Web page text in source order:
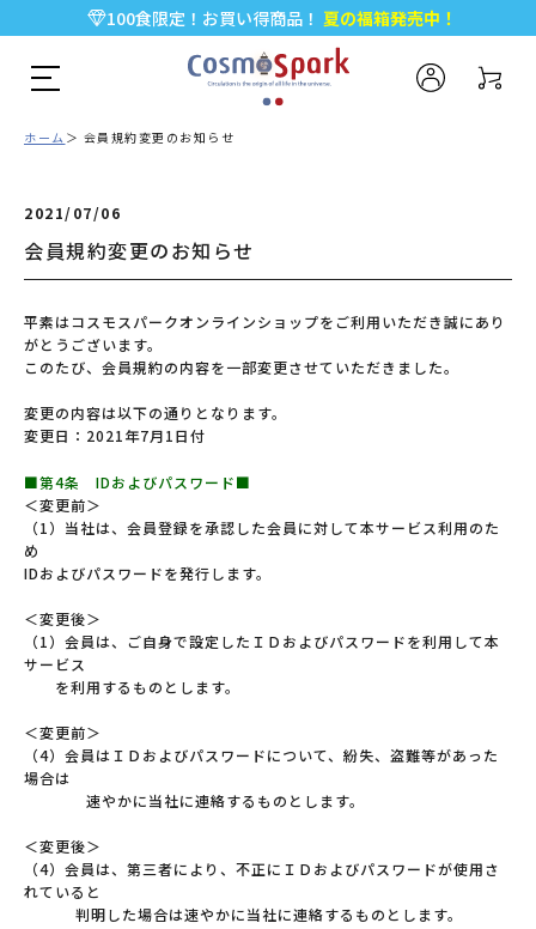
100食限定！お買い得商品！ 夏の福箱発売中！
5,000円以上のお買い物で全国一律送料無料♪
新規会員登録で今すぐ使える500ポイント プレゼント！
ホーム 会員規約変更のお知らせ
2021/07/06
会員規約変更のお知らせ
平素はコスモスパークオンラインショップをご利用いただき誠にあり
がとうございます。
このたび、会員規約の内容を一部変更させていただきました。
変更の内容は以下の通りとなります。
変更日：2021年7月1日付
■第4条 IDおよびパスワード■
＜変更前＞
（1）当社は、会員登録を承認した会員に対して本サービス利用のた
め
IDおよびパスワードを発行します。
＜変更後＞
（1）会員は、ご自身で設定したＩＤおよびパスワードを利用して本
サービス
を利用するものとします。
＜変更前＞
（4）会員はＩＤおよびパスワードについて、紛失、盗難等があった
場合は
速やかに当社に連絡するものとします。
＜変更後＞
（4）会員は、第三者により、不正にＩＤおよびパスワードが使用さ
れていると
判明した場合は速やかに当社に連絡するものとします。